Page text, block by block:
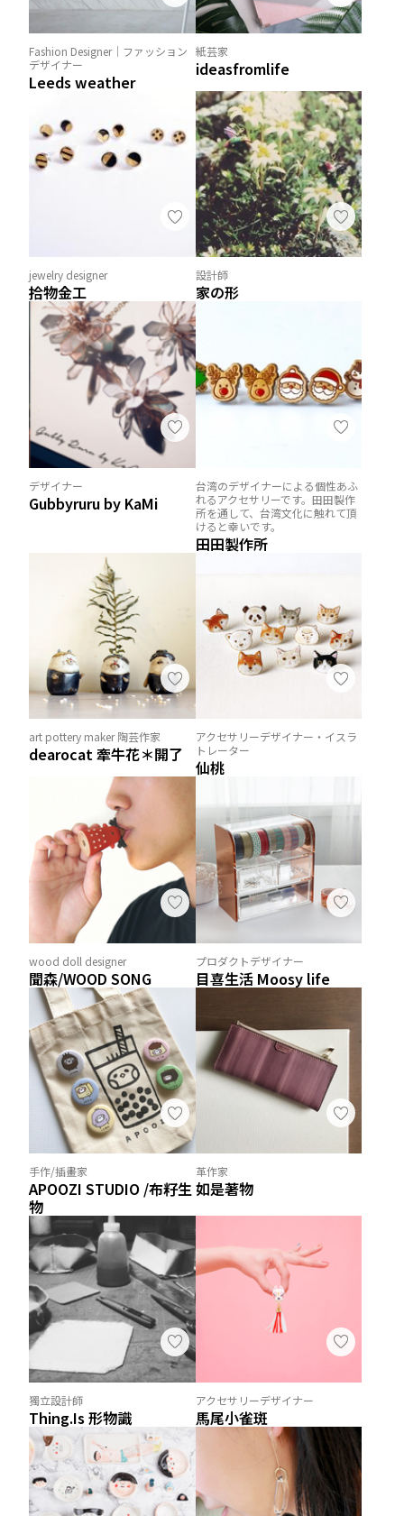
Fashion Designer｜ファッション
デザイナー
Leeds weather
紙芸家
ideasfromlife
jewelry designer
拾物金工
設計師
家の形
デザイナー
Gubbyruru by KaMi
台湾のデザイナーによる個性あふ
れるアクセサリーです。田田製作
所を通して、台湾文化に触れて頂
けると幸いです。
田田製作所
art pottery maker 陶芸作家
dearocat 牽牛花＊開了
アクセサリーデザイナー・イスラ
トレーター
仙桃
wood doll designer
聞森/WOOD SONG
プロダクトデザイナー
目喜生活 Moosy life
手作/插畫家
APOOZI STUDIO /布籽生
物
革作家
如是著物
獨立設計師
Thing.Is 形物識
アクセサリーデザイナー
馬尾小雀斑